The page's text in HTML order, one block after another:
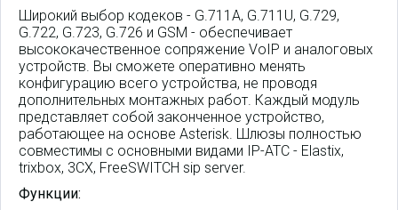
Широкий выбор кодеков - G.711A, G.711U, G.729,
G.722, G.723, G.726 и GSM - обеспечивает
высококачественное сопряжение VoIP и аналоговых
устройств. Вы сможете оперативно менять
конфигурацию всего устройства, не проводя
дополнительных монтажных работ. Каждый модуль
представляет собой законченное устройство,
работающее на основе Asterisk. Шлюзы полностью
совместимы с основными видами IP-АТС - Elastix,
trixbox, 3CX, FreeSWITCH sip server.
Функции: